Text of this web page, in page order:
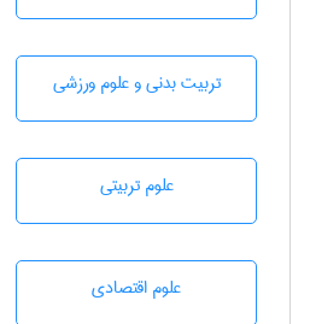
تربيت بدنی و علوم ورزشی
علوم تربيتی
علوم اقتصادی